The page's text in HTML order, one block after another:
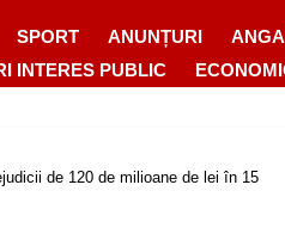
SPORT ANUNȚURI
INTERES PUBLIC
de 120 de milioane de lei în 15